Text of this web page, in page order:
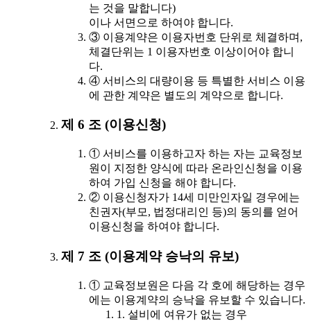
는 것을 말합니다)
이나 서면으로 하여야 합니다.
③ 이용계약은 이용자번호 단위로 체결하며,
체결단위는 1 이용자번호 이상이어야 합니
다.
④ 서비스의 대량이용 등 특별한 서비스 이용
에 관한 계약은 별도의 계약으로 합니다.
제 6 조 (이용신청)
① 서비스를 이용하고자 하는 자는 교육정보
원이 지정한 양식에 따라 온라인신청을 이용
하여 가입 신청을 해야 합니다.
② 이용신청자가 14세 미만인자일 경우에는
친권자(부모, 법정대리인 등)의 동의를 얻어
이용신청을 하여야 합니다.
제 7 조 (이용계약 승낙의 유보)
① 교육정보원은 다음 각 호에 해당하는 경우
에는 이용계약의 승낙을 유보할 수 있습니다.
1. 설비에 여유가 없는 경우